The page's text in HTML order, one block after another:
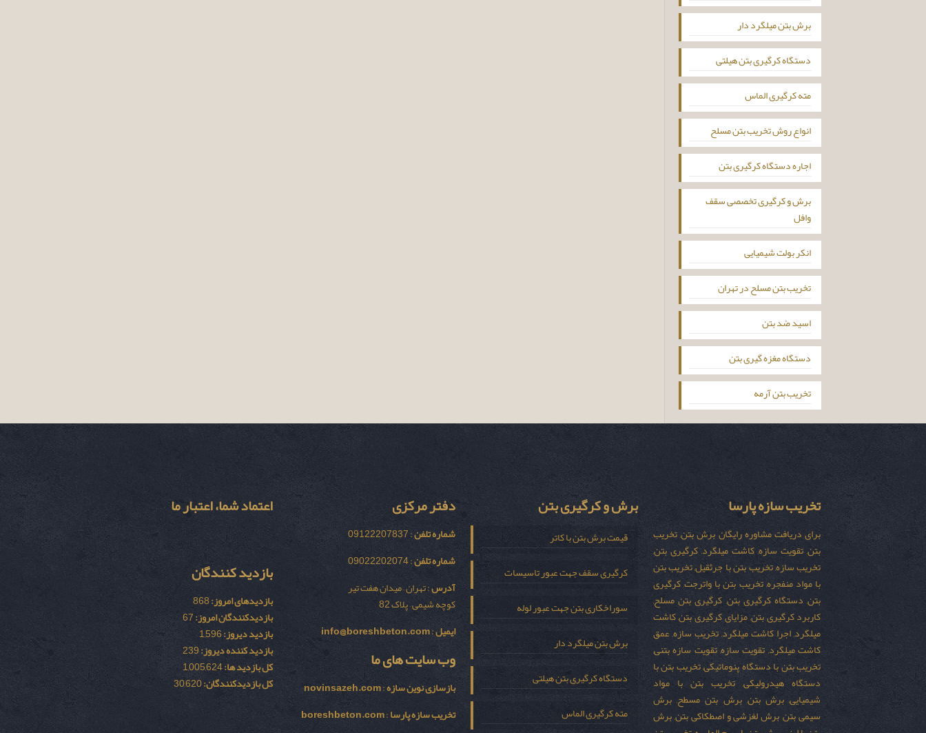
برش بتن میلگرد دار
دستگاه کرگیری بتن هیلتی
مته کرگیری الماس
انواع روش تخریب بتن مسلح
اجاره دستگاه کرگیری بتن
برش و کرگیری تخصصی سقف
وافل
انکر بولت شیمیایی
تخریب بتن مسلح در تهران
اسید ضد بتن
دستگاه مغزه گیری بتن
تخریب بتن آرمه
تخریب سازه پارسا
برای دریافت مشاوره رایگان برش بتن, تخریب
بتن, تقویت سازه, کاشت میلگرد, کرگیری بتن,
تخریب سازه, تخریب بتن با جرثقیل, تخریب بتن
با مواد منفجره, تخریب بتن با واترجت, کرگیری
بتن, دستگاه کرگیری بتن, کرگیری بتن مسلح,
کاربرد کرگیری بتن, مزایای کرگیری بتن, کاشت
میلگرد, اجرا کاشت میلگرد, تخریب سازه, عمق
کاشت میلگرد, تقویت سازه, تقویت سازه بتنی,
تخریب بتن با دستگاه پنوماتیکی, تخریب بتن با
دستگاه هیدرولیکی, تخریب بتن با مواد
شیمیایی, برش بتن, برش بتن مسطح, برش
سیمی بتن, برش لغزشی و اصطکاکی بتن, برش
برش و کرگیری بتن
قیمت برش بتن با کاتر
کرگیری سقف جهت عبور تاسیسات
سوراخکاری بتن جهت عبور لوله
برش بتن میلگرد دار
دستگاه کرگیری بتن هیلتی
مته کرگیری الماس
دفتر مرکزی
شماره تلفن: 09122207837
شماره تلفن: 09022202074
آدرس: تهران – میدان هفت تیر
کوچه شیمی – پلاک 82
ایمیل:
info@boreshbeton.com
وب سایت های ما
بازسازی نوين سازه:
novinsazeh.com
تخریب سازه پارسا:
boreshbeton.com
اعتماد شما، اعتبار ما
بازدید کنندگان
بازدیدهای امروز:868
بازدیدکنندگان امروز:67
بازدید دیروز:1,596
بازدید کننده دیروز:239
کل بازدید ها:1,005,624
کل بازدیدکنند‌گان:30,620